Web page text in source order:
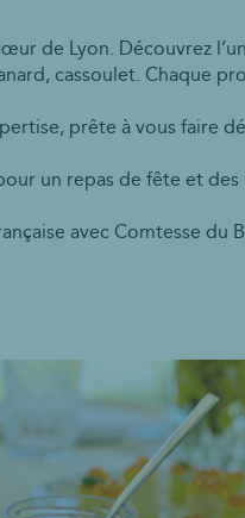
de Lyon. Découvrez
cassoulet. Chaque
prête à vous faire
un repas de fête et
avec Comtesse du